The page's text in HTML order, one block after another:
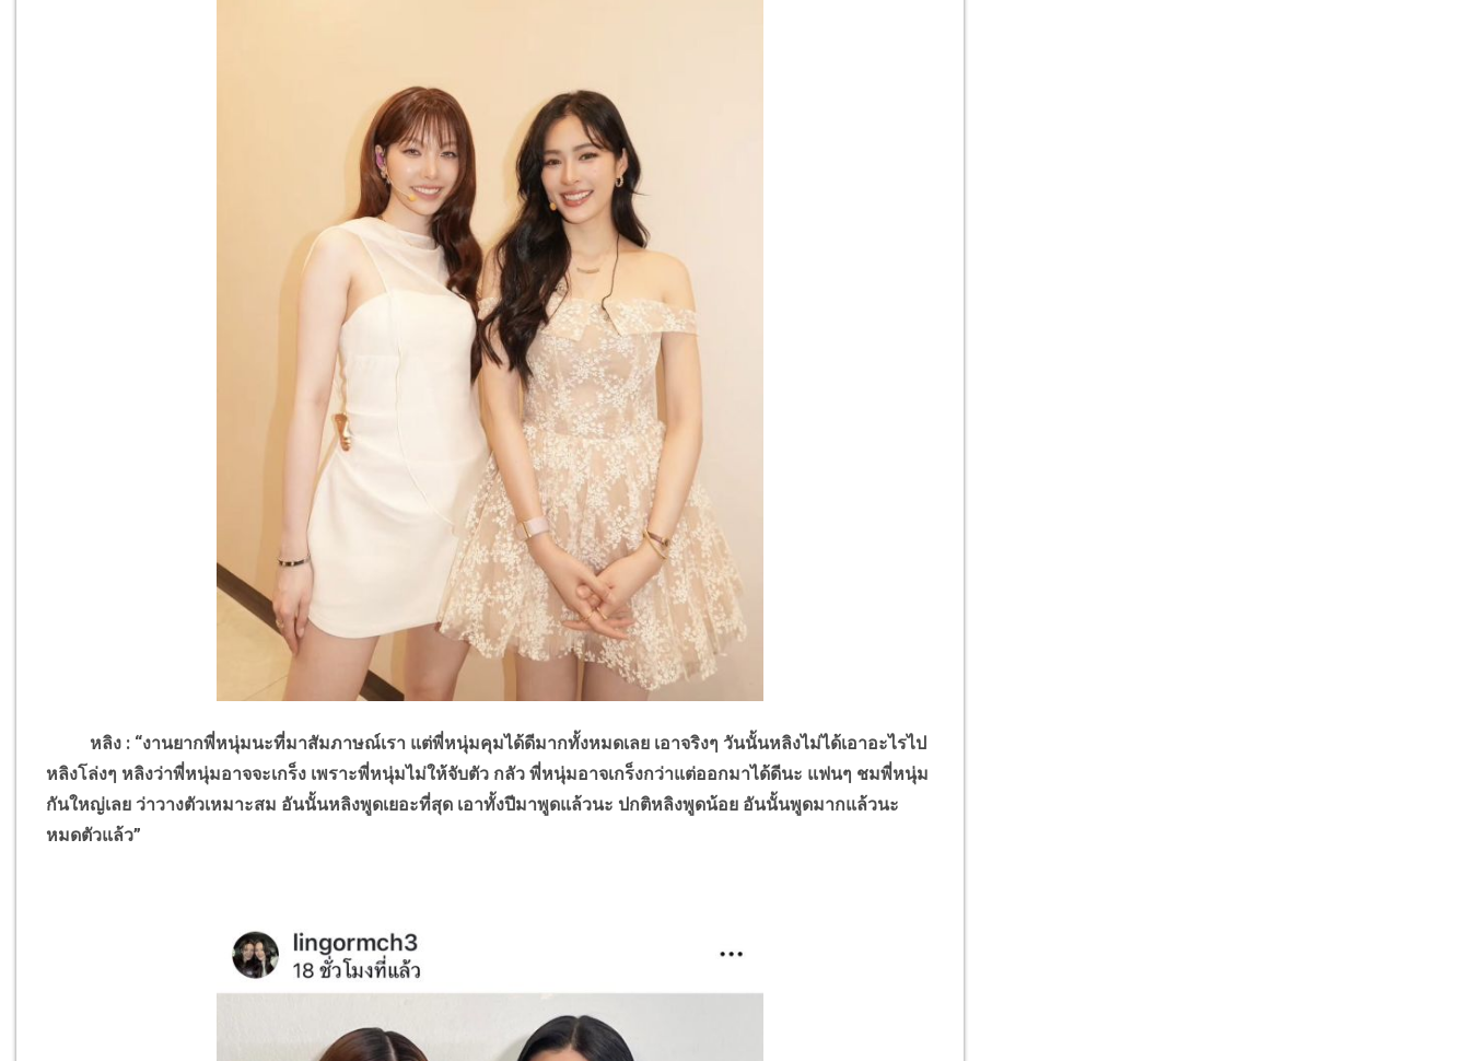
หลิง : “งานยากพี่หนุ่มนะที่มาสัมภาษณ์เรา แต่พี่หนุ่มคุมได้ดีมากทั้งหมดเลย เอาจริงๆ วันนั้นหลิงไม่ได้เอาอะไรไป
หลิงโล่งๆ หลิงว่าพี่หนุ่มอาจจะเกร็ง เพราะพี่หนุ่มไม่ให้จับตัว กลัว พี่หนุ่มอาจเกร็งกว่าแต่ออกมาได้ดีนะ แฟนๆ ชมพี่หนุ่ม
กันใหญ่เลย ว่าวางตัวเหมาะสม อันนั้นหลิงพูดเยอะที่สุด เอาทั้งปีมาพูดแล้วนะ ปกติหลิงพูดน้อย อันนั้นพูดมากแล้วนะ
หมดตัวแล้ว”